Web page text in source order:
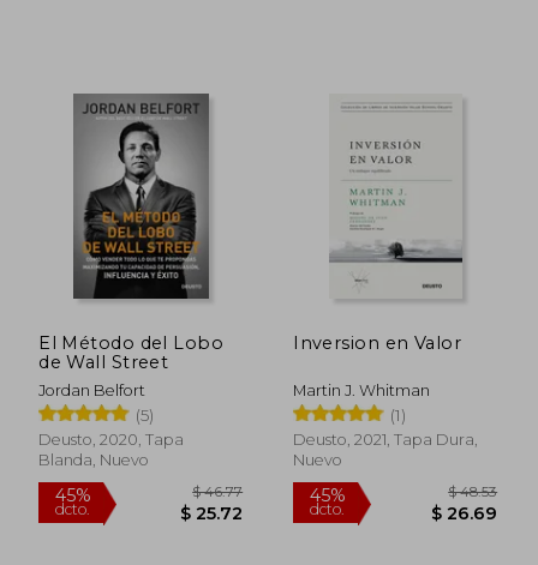
El Método del Lobo
de Wall Street
Jordan Belfort
(5)
Deusto, 2020, Tapa
Blanda, Nuevo
Inversion en Valor
Martin J. Whitman
(1)
Deusto, 2021, Tapa Dura,
Nuevo